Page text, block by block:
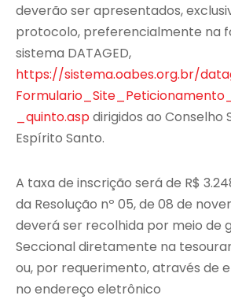
deverão ser apresentados,
protocolo, preferencialmente na
sistema DATAGED,
https://sistema.oabes.org.br/
_quinto.aspdirigidos ao Conselho
Espírito Santo.
A taxa de inscrição será de R$
da Resolução nº 05, de 08 de
deverá ser recolhida por meio de
Seccional diretamente na
ou, por requerimento, através de
no endereço eletrônico